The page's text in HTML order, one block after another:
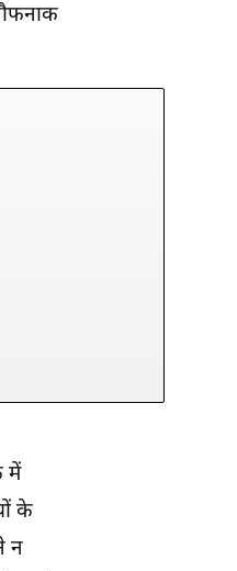
में
के
न